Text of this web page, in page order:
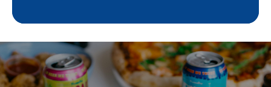
quotidienne, nous devrions examiner
l'agriculture en général et la
transformation de la pomme de terre
en particulier. Où en sommes-nous et
où allons-nous aller ?